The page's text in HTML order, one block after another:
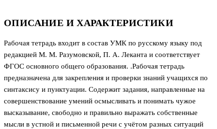
ОПИСАНИЕ И ХАРАКТЕРИСТИКИ
Рабочая тетрадь входит в состав УМК по русскому языку под
редакцией М. М. Разумовской, П. А. Леканта и соответствует
ФГОС основного общего образования. .Рабочая тетрадь
предназначена для закрепления и проверки знаний учащихся по
синтаксису и пунктуации. Содержит задания, направленные на
совершенствование умений осмысливать и понимать чужое
высказывание, свободно и правильно выражать собственные
мысли в устной и письменной речи с учётом разных ситуаций